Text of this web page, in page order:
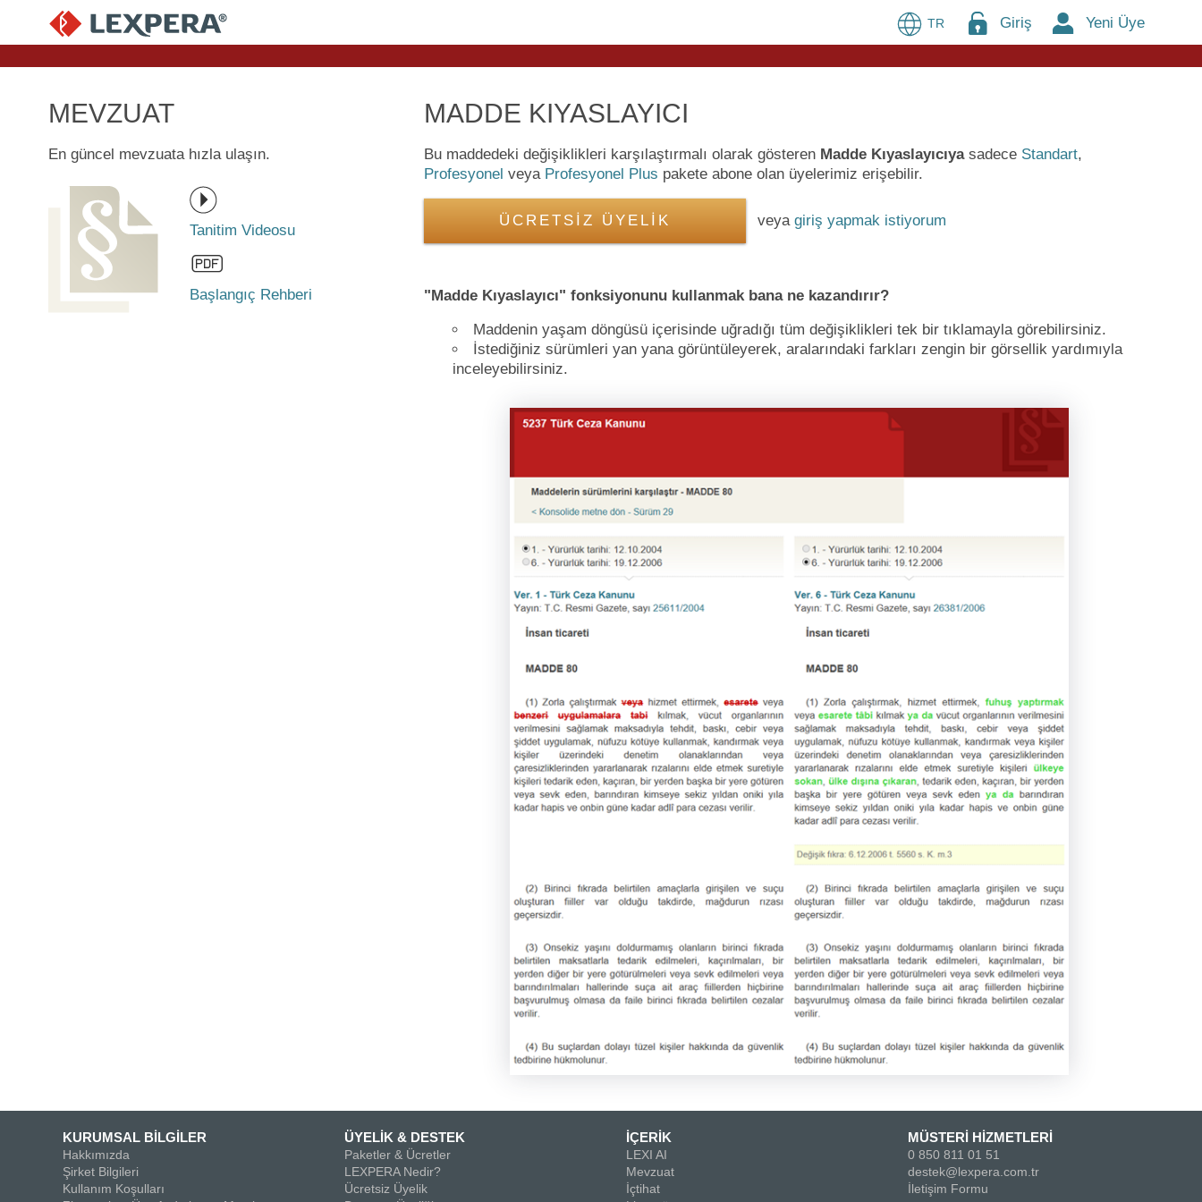
TR Giriş Yeni Üye
MEVZUAT
En güncel mevzuata hızla ulaşın.
Tanitim Videosu
Başlangıç Rehberi
MADDE KIYASLAYICI
Bu maddedeki değişiklikleri karşılaştırmalı olarak gösteren Madde Kıyaslayıcıyasadece Standart,
Profesyonel veya Profesyonel Plus pakete abone olan üyelerimiz erişebilir.
ÜCRETSİZ ÜYELİK veya giriş yapmak istiyorum
"Madde Kıyaslayıcı" fonksiyonunu kullanmak bana ne kazandırır?
Maddenin yaşam döngüsü içerisinde uğradığı tüm değişiklikleri tek bir tıklamayla görebilirsiniz.
İstediğiniz sürümleri yan yana görüntüleyerek, aralarındaki farkları zengin bir görsellik yardımıyla
inceleyebilirsiniz.
KURUMSAL BİLGİLER
Hakkımızda
Şirket Bilgileri
Kullanım Koşulları
ÜYELİK & DESTEK
Paketler & Ücretler
LEXPERA Nedir?
Ücretsiz Üyelik
İÇERİK
LEXI AI
Mevzuat
İçtihat
MÜSTERİ HİZMETLERİ
0 850 811 01 51
destek@lexpera.com.tr
İletişim Formu